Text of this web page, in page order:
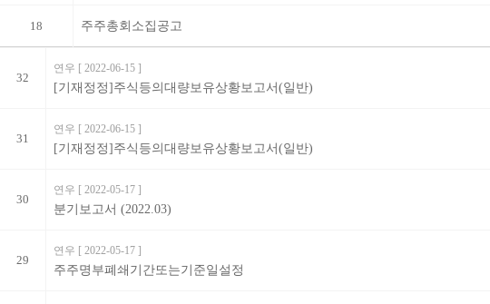
18 주주총회소집공고
32
연우 [ 2022-06-15 ]
[기재정정]주식등의대량보유상황보고서(일반)
31
연우 [ 2022-06-15 ]
[기재정정]주식등의대량보유상황보고서(일반)
30
연우 [ 2022-05-17 ]
분기보고서 (2022.03)
29
연우 [ 2022-05-17 ]
주주명부폐쇄기간또는기준일설정